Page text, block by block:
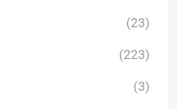
(23)
(223)
(3)